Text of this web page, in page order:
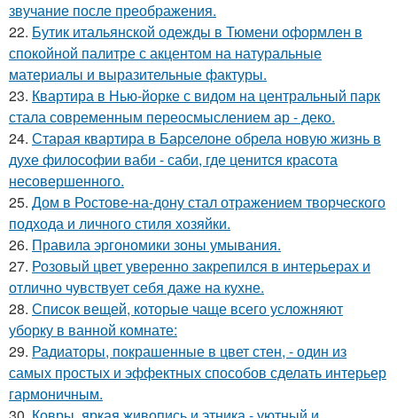
звучание после преображения.
22. Бутик итальянской одежды в Тюмени оформлен в
спокойной палитре с акцентом на натуральные
материалы и выразительные фактуры.
23. Квартира в Нью-йорке с видом на центральный парк
стала современным переосмыслением ар - деко.
24. Старая квартира в Барселоне обрела новую жизнь в
духе философии ваби - саби, где ценится красота
несовершенного.
25. Дом в Ростове-на-дону стал отражением творческого
подхода и личного стиля хозяйки.
26. Правила эргономики зоны умывания.
27. Розовый цвет уверенно закрепился в интерьерах и
отлично чувствует себя даже на кухне.
28. Список вещей, которые чаще всего усложняют
уборку в ванной комнате:
29. Радиаторы, покрашенные в цвет стен, - один из
самых простых и эффектных способов сделать интерьер
гармоничным.